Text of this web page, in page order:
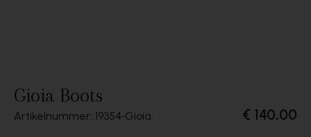
Gioia Boots
Artikelnummer: 19354 Gioia € 140,00